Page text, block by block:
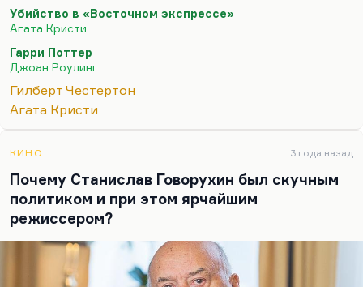
человеком вот с той стороны. Я думаю, что
реализация этой идеи у Несбё и у остальных
норвежских авторов, и датских, и шведских —
везде, где я читал, я наблюдал эту близость
сыщика, если не к фрикам, то к патологическим
типам. Если раньше он был…
Убийство в «Восточном экспрессе»
Агата Кристи
Гарри Поттер
Джоан Роулинг
Гилберт Честертон
Агата Кристи
КИНО 3 года назад
Почему Станислав Говорухин был скучным
политиком и при этом ярчайшим
режиссером?